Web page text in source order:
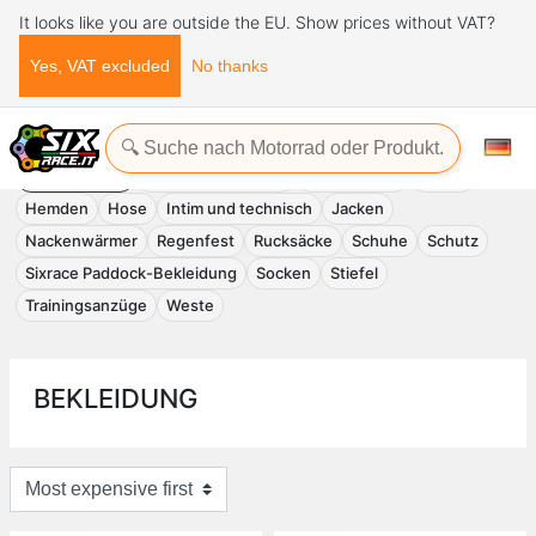
It looks like you are outside the EU. Show prices without VAT?
Yes, VAT excluded No thanks
Startseite Bekleidung
BEKLEIDUNG Brillen und Masken Handschuhe
Helme
Hemden
Hose Intim und technisch
Jacken
Nackenwärmer
Regenfest Rucksäcke Schuhe
Schutz
Sixrace Paddock-Bekleidung
Socken
Stiefel
Trainingsanzüge
Weste
BEKLEIDUNG